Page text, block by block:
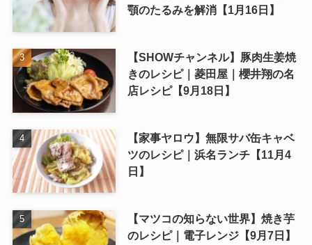
顎のたるみを解消【1月16日】
【SHOWチャンネル】豚肉生姜焼
きのレシピ｜菱田屋｜櫻井翔の名
店レシピ【9月18日】
【家事ヤロウ】無限サバ缶キャベ
ツのレシピ｜浜名ランチ【11月4
日】
【マツコの知らない世界】焼き芋
のレシピ｜電子レンジ【9月7日】